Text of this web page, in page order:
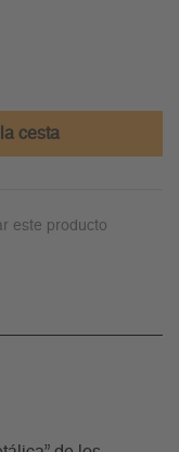
cesta
este producto